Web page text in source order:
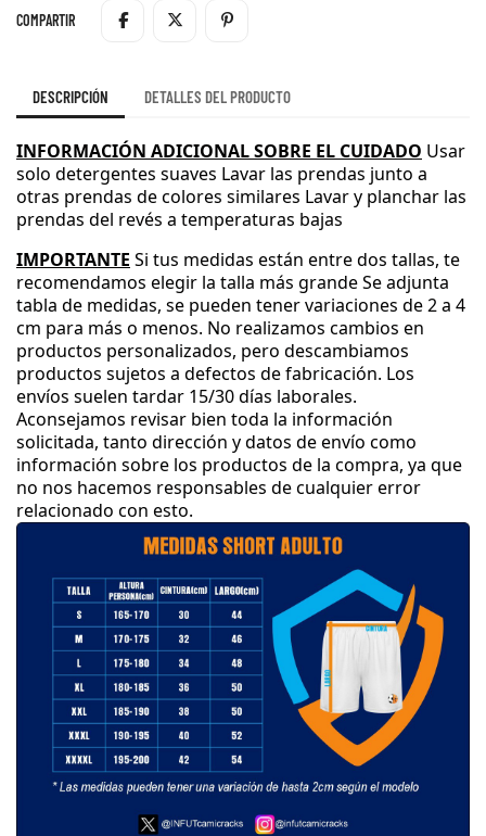
COMPARTIR
DESCRIPCIÓN DETALLES DEL PRODUCTO
INFORMACIÓN ADICIONAL SOBRE EL CUIDADO Usar
solo detergentes suaves Lavar las prendas junto a
otras prendas de colores similares Lavar y planchar las
prendas del revés a temperaturas bajas
IMPORTANTE Si tus medidas están entre dos tallas, te
recomendamos elegir la talla más grandeSe adjunta
tabla de medidas, se pueden tener variaciones de 2 a 4
cm para más o menos. No realizamos cambios en
productos personalizados, pero descambiamos
productos sujetos a defectos de fabricación. Los
envíos suelen tardar 15/30 días laborales.
Aconsejamos revisar bien toda la información
solicitada, tanto dirección y datos de envío como
información sobre los productos de la compra, ya que
no nos hacemos responsables de cualquier error
relacionado con esto.